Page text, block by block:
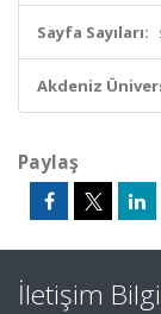
Sayfa Sayıları:
Akdeniz
Paylaş
İletişim